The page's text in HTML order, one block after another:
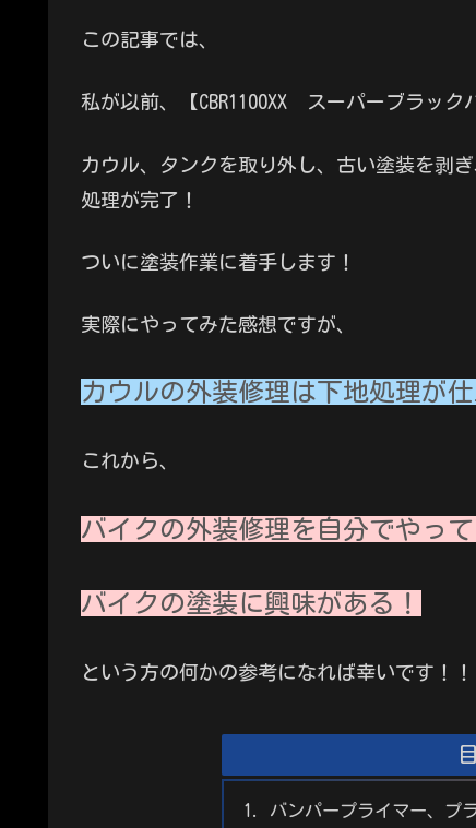
この記事では、
私が以前、【CBR1100XX スーパーブラック
カウル、タンクを取り外し、古い塗装を剥
処理が完了！
ついに塗装作業に着手します！
実際にやってみた感想ですが、
カウルの外装修理は下地処理が
これから、
バイクの外装修理を自分でやって
バイクの塗装に興味がある！
という方の何かの参考になれば幸いです！！
バンパープライマー、プ